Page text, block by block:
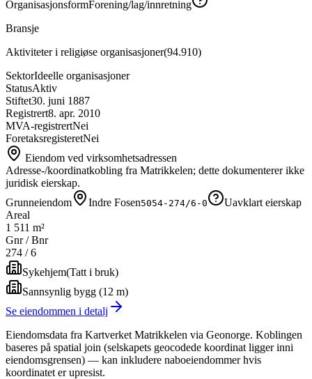
OrganisasjonsformForening/lag/innretning
Bransje
Aktiviteter i religiøse organisasjoner(94.910)
SektorIdeelle organisasjoner
StatusAktiv
Stiftet30. juni 1887
Registrert8. apr. 2010
MVA-registrertNei
ForetaksregisteretNei
Eiendom ved virksomhetsadressen
Adresse-/koordinatkobling fra Matrikkelen; dette dokumenterer ikke
juridisk eierskap.
Grunneiendom
Indre Fosen5054-274/6-0
Uavklart eierskap
Areal
1 511 m²
Gnr / Bnr
274 /6
Sykehjem(Tatt i bruk)
Sannsynlig bygg (12 m)
Se eiendommen i detalj
Eiendomsdata fra Kartverket Matrikkelen via Geonorge. Koblingen
baseres på spatial join (selskapets geocodede koordinat ligger inni
eiendomsgrensen) — kan inkludere naboeiendommer hvis
koordinatet er upresist.